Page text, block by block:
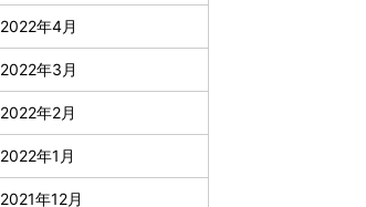
2022年4月
2022年3月
2022年2月
2022年1月
2021年12月